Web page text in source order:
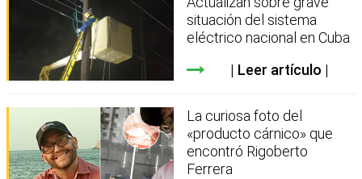
situación del sistema
eléctrico nacional en Cuba
Leer artículo
La curiosa foto del
«producto cárnico» que
encontró Rigoberto
Ferrera